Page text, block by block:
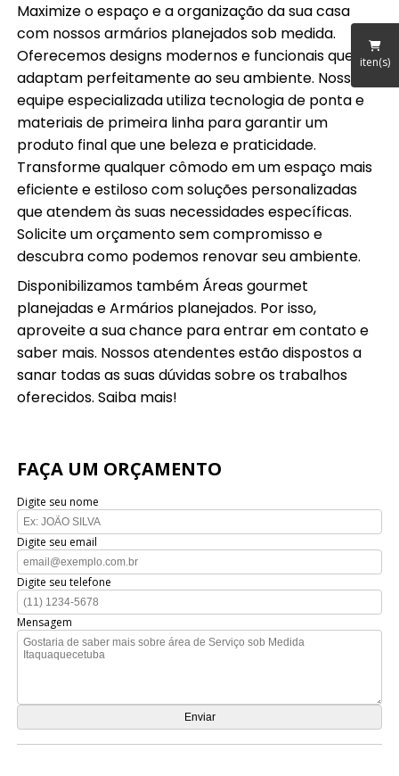
iten(s)
Maximize o espaço e a organização da sua casa
com nossos armários planejados sob medida.
Oferecemos designs modernos e funcionais que se
adaptam perfeitamente ao seu ambiente. Nossa
equipe especializada utiliza tecnologia de ponta e
materiais de primeira linha para garantir um
produto final que une beleza e praticidade.
Transforme qualquer cômodo em um espaço mais
eficiente e estiloso com soluções personalizadas
que atendem às suas necessidades específicas.
Solicite um orçamento sem compromisso e
descubra como podemos renovar seu ambiente.
Disponibilizamos também Áreas gourmet
planejadas e Armários planejados. Por isso,
aproveite a sua chance para entrar em contato e
saber mais. Nossos atendentes estão dispostos a
sanar todas as suas dúvidas sobre os trabalhos
oferecidos. Saiba mais!
FAÇA UM ORÇAMENTO
Digite seu nome
Digite seu email
Digite seu telefone
Mensagem